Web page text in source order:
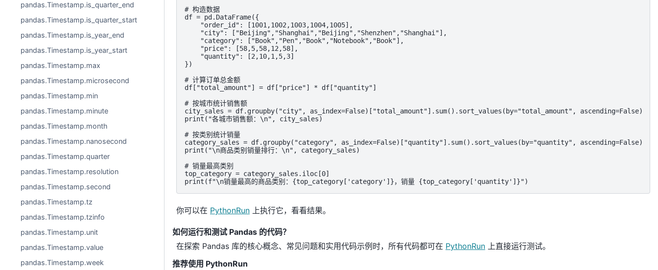
pandas.Timestamp.is_quarter_end
pandas.Timestamp.is_quarter_start
pandas.Timestamp.is_year_end
pandas.Timestamp.is_year_start
pandas.Timestamp.max
pandas.Timestamp.microsecond
pandas.Timestamp.min
pandas.Timestamp.minute
pandas.Timestamp.month
pandas.Timestamp.nanosecond
pandas.Timestamp.quarter
pandas.Timestamp.resolution
pandas.Timestamp.second
pandas.Timestamp.tz
pandas.Timestamp.tzinfo
pandas.Timestamp.unit
pandas.Timestamp.value
pandas.Timestamp.week
# 构造数据
df = pd.DataFrame({
    "order_id": [1001,1002,1003,1004,1005],
    "city": ["Beijing","Shanghai","Beijing","Shenzhen","Shanghai"],
    "category": ["Book","Pen","Book","Notebook","Book"],
    "price": [58,5,58,12,58],
    "quantity": [2,10,1,5,3]
})
# 计算订单总金额
df["total_amount"] = df["price"] * df["quantity"]
# 按城市统计销售额
city_sales = df.groupby("city", as_index=False)["total_amount"].sum().sort_values(by="total_amount", ascending=False)
print("各城市销售额：\n", city_sales)
# 按类别统计销量
category_sales = df.groupby("category", as_index=False)["quantity"].sum().sort_values(by="quantity", ascending=False)
print("\n商品类别销量排行：\n", category_sales)
# 销量最高类别
top_category = category_sales.iloc[0]
print(f"\n销量最高的商品类别：{top_category['category']}，销量 {top_category['quantity']}")
你可以在 PythonRun 上执行它，看看结果。
如何运行和测试 Pandas 的代码？
在探索 Pandas 库的核心概念、常见问题和实用代码示例时，所有代码都可在 PythonRun 上直接运行测试。
推荐使用 PythonRun